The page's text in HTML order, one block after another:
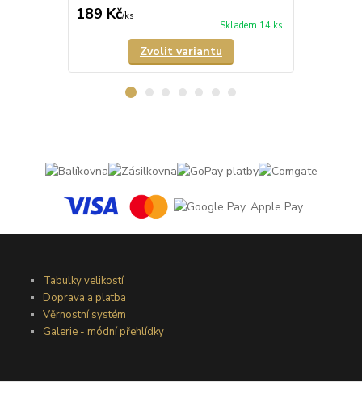
189 Kč/ks
Skladem 14 ks
Zvolit variantu
Tabulky velikostí
Doprava a platba
Věrnostní systém
Galerie - módní přehlídky